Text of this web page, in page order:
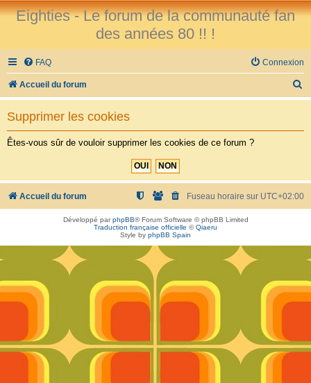
Eighties - Le forum de la communauté fan
des années 80 !! !
FAQ Connexion
Accueil du forum
e
h
r
Supprimer les cookies
Êtes-vous sûr de vouloir supprimer les cookies de ce forum ?
Accueil du forum Fuseau horaire sur UTC+02:00
Développé parphpBB® Forum Software © phpBB Limited
Traduction française officielle ©Qiaeru
Style by phpBB Spain